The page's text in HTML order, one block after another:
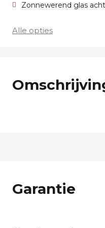
Zonnewerend glas
Alle opties
Garantie